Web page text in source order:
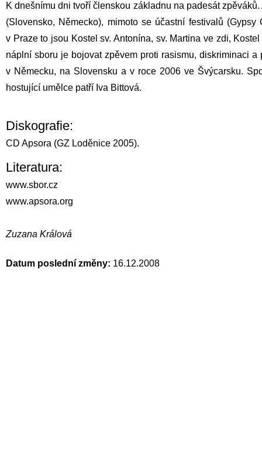
K dnešnímu dni tvoří členskou základnu na padesát
(Slovensko, Německo), mimoto se účastní festivalů
v Praze to jsou Kostel sv. Antonína, sv. Martina ve zdi,
náplní sboru je bojovat zpěvem proti rasismu, diskriminaci
v Německu, na Slovensku a v roce 2006 ve Švýcarsku.
hostující umělce patří Iva Bittová.
Diskografie:
CD Apsora (GZ Loděnice 2005).
Literatura:
www.sbor.cz
www.apsora.org
Zuzana Králová
Datum poslední změny: 16.12.2008